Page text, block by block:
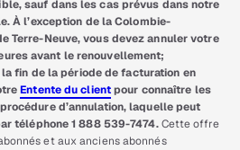
sauf dans les cas prévus dans notre
À l’exception de la Colombie-
Terre-Neuve, vous devez annuler votre
avant le renouvellement;
fin de la période de facturation en
Entente du clientpour connaître les
d’annulation, laquelle peut
téléphone 1 888 539-7474.Cette offre
et aux anciens abonnés